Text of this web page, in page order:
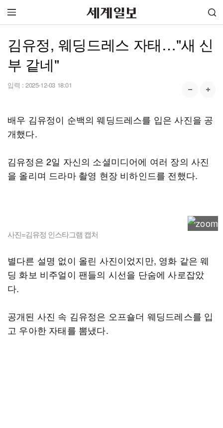
김유정, 웨딩드레스 자태…"새 신
부 같네"
입력 : 2025-12-03 18:01
배우 김유정이 순백의 웨딩드레스를 입은 사진을 공
개했다.
김유정은 2일 자신의 소셜미디어에 여러 장의 사진
을 올리며 드라마 촬영 현장 비하인드를 전했다.
사진=김유정 인스타그램 캡처
별다른 설명 없이 올린 사진이었지만, 영화 같은 웨
딩 화보 비주얼이 팬들의 시선을 단숨에 사로잡았
다.
공개된 사진 속 김유정은 오프숄더 웨딩드레스를 입
고 우아한 자태를 뽐냈다.